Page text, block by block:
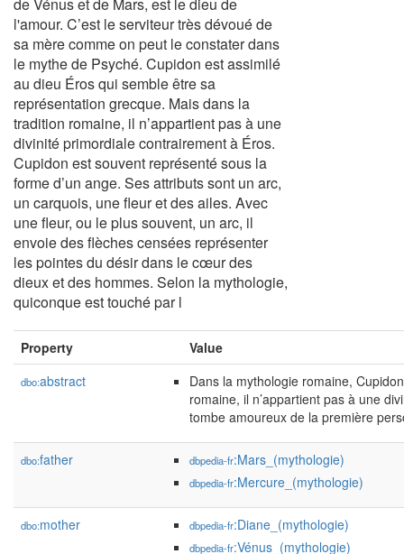
l'amour. C’est le serviteur très dévoué de
sa mère comme on peut le constater dans
le mythe de Psyché. Cupidon est assimilé
au dieu Éros qui semble être sa
représentation grecque. Mais dans la
tradition romaine, il n’appartient pas à une
divinité primordiale contrairement à Éros.
Cupidon est souvent représenté sous la
forme d’un ange. Ses attributs sont un arc,
un carquois, une fleur et des ailes. Avec
une fleur, ou le plus souvent, un arc, il
envoie des flèches censées représenter
les pointes du désir dans le cœur des
dieux et des hommes. Selon la mythologie,
quiconque est touché par l
Property Value
dbo:abstract
Dans la mythologie romaine,
romaine, il n’appartient pas à une
tombe amoureux de la première
dbo:father dbpedia-fr:Mars_(mythologie)
dbpedia-fr:Mercure_(mythologie)
dbo:mother dbpedia-fr:Diane_(mythologie)
dbpedia-fr:Vénus_(mythologie)